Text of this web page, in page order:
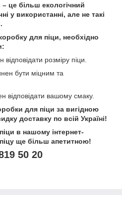
це більш екологічний
у використанні, але не такі
для піци, необхідно
розміру піци.
бути міцним та
відповідати вашому смаку.
для піци за вигідною
доставку по всій Україні!
в нашому інтернет-
ще більш апетитною!
50 20